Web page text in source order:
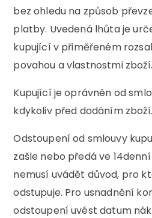
bez ohledu na způsob
platby. Uvedená lhůta je
kupující v přiměřeném
povahou a vlastnostmi zboží.
Kupující je oprávněn od
kdykoliv před dodáním zboží.
Odstoupení od smlouvy
zašle nebo předá ve
nemusí uvádět důvod, pro
odstupuje. Pro usnadnění
odstoupení uvést datum